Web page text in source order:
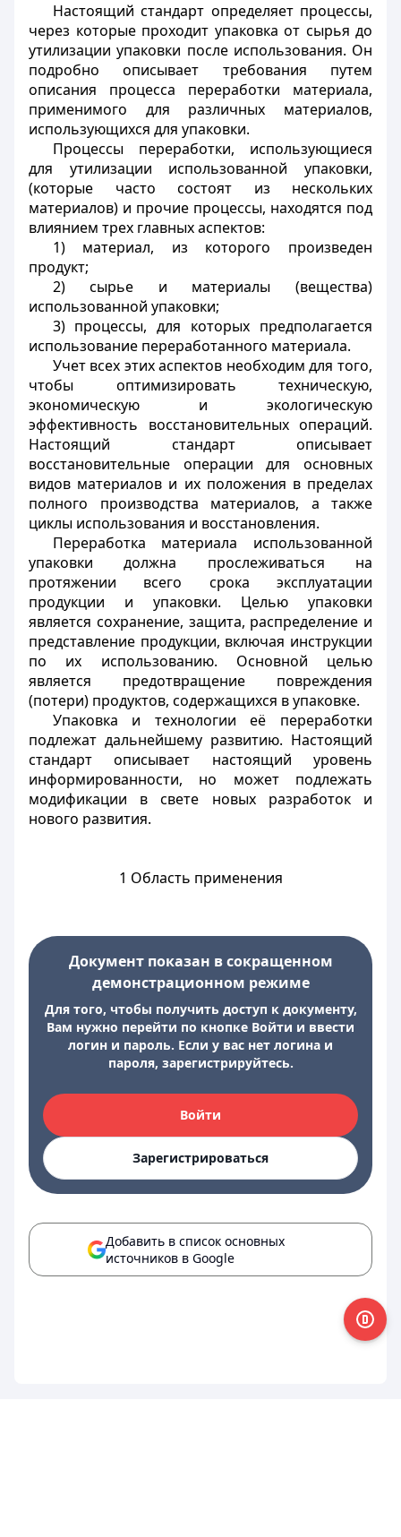
Настоящий стандарт определяет процессы,
через которые проходит упаковка от сырья до
утилизации упаковки после использования. Он
подробно описывает требования путем
описания процесса переработки материала,
применимого для различных материалов,
использующихся для упаковки.
Процессы переработки, использующиеся
для утилизации использованной упаковки,
(которые часто состоят из нескольких
материалов) и прочие процессы, находятся под
влиянием трех главных аспектов:
1) материал, из которого произведен
продукт;
2) сырье и материалы (вещества)
использованной упаковки;
3) процессы, для которых предполагается
использование переработанного материала.
Учет всех этих аспектов необходим для того,
чтобы оптимизировать техническую,
экономическую и экологическую
эффективность восстановительных операций.
Настоящий стандарт описывает
восстановительные операции для основных
видов материалов и их положения в пределах
полного производства материалов, а также
циклы использования и восстановления.
Переработка материала использованной
упаковки должна прослеживаться на
протяжении всего срока эксплуатации
продукции и упаковки. Целью упаковки
является сохранение, защита, распределение и
представление продукции, включая инструкции
по их использованию. Основной целью
является предотвращение повреждения
(потери) продуктов, содержащихся в упаковке.
Упаковка и технологии её переработки
подлежат дальнейшему развитию. Настоящий
стандарт описывает настоящий уровень
информированности, но может подлежать
модификации в свете новых разработок и
нового развития.
1 Область применения
Документ показан в сокращенном
демонстрационном режиме
Для того, чтобы получить доступ к документу,
Вам нужно перейти по кнопке Войти и ввести
логин и пароль. Если у вас нет логина и
пароля, зарегистрируйтесь.
Войти
Зарегистрироваться
Добавить в список основных
источников в Google